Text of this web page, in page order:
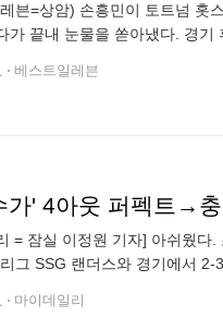
븐=상암) 손흥민이 토트넘 홋
가 끝내 눈물을 쏟아냈다. 경기
베스트일레븐
= 잠실 이정원 기자] 아쉬웠다
그 SSG 랜더스와 경기에서
마이데일리